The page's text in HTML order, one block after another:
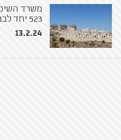
משרד
523 יחד לבניה בשטחים
13.2.24